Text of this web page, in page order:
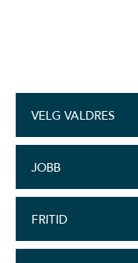
VELG VALDRES
JOBB
FRITID